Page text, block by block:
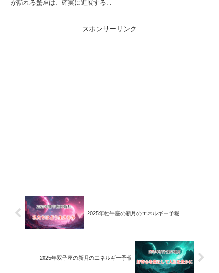
が訪れる蟹座は、確実に進展する...
スポンサーリンク
2025年牡牛座の新月のエネルギー予報
2025年双子座の新月のエネルギー予報